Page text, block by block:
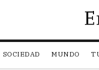
SOCIEDAD MUNDO